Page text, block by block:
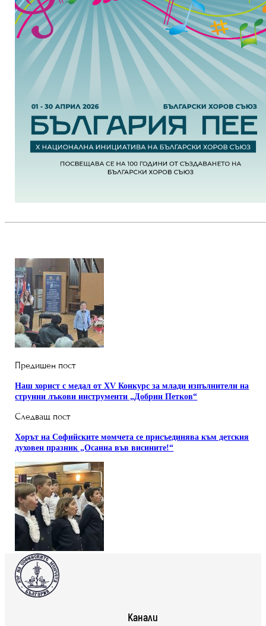
Предишен пост
Наш хорист с медал от XV Конкурс за млади изпълнители на
струнни лъкови инструменти „Добрин Петков“
Следващ пост
Хорът на Софийските момчета се присъединява към детския
духовен празник „Осанна във висините!“
Канали